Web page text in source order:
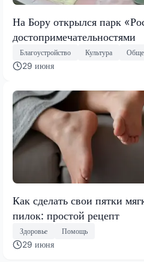
На Бору открылся парк
достопримечательностями
Благоустройство Культура
29 июня
Как сделать свои пятки
пилок: простой рецепт
Здоровье Помощь
29 июня